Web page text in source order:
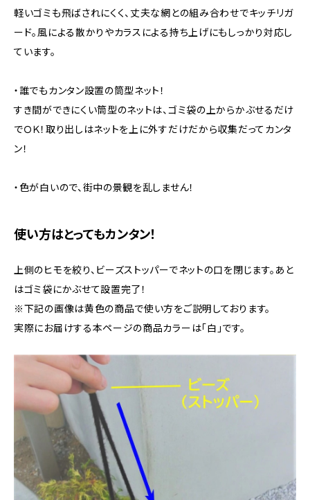
軽いゴミも飛ばされにくく、丈夫な網との組み合わせでキッチリガ
ード。風による散かりやカラスによる持ち上げにもしっかり対応し
ています。
・誰でもカンタン設置の筒型ネット！
すき間ができにくい筒型のネットは、ゴミ袋の上からかぶせるだけ
でＯＫ！取り出しはネットを上に外すだけだから収集だってカンタ
ン！
・色が白いので、街中の景観を乱しません！
使い方はとってもカンタン！
上側のヒモを絞り、ビーズストッパーでネットの口を閉じます。あと
はゴミ袋にかぶせて設置完了！
※下記の画像は黄色の商品で使い方をご説明しております。
実際にお届けする本ページの商品カラーは「白」です。